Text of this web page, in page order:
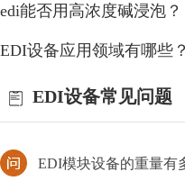
edi能否用高浓度碱浸泡？
EDI设备应用领域有哪些？
EDI设备常见问题
edi多长时间清洗一次？
如果我们对edi设备没有
时间清洗一次？